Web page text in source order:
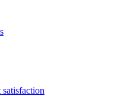
satisfaction